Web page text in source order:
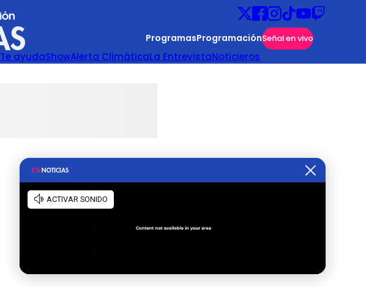
ProgramasProgramaciónSeñal en vivo
Te ayudaShowAlerta ClimáticaLa EntrevistaNoticieros